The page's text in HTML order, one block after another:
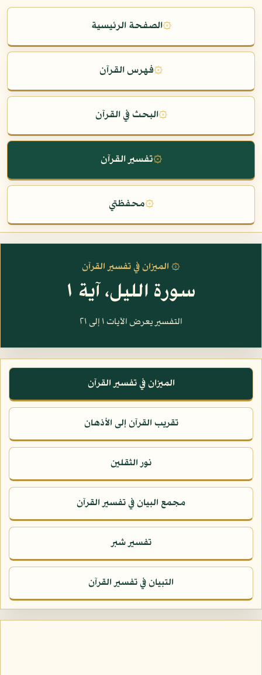
۞الصفحة الرئيسية
۞فهرس القرآن
۞البحث في القرآن
۞تفسير القرآن
۞محفظتي
۞ الميزان في تفسير القرآن
سورة الليل، آية ١
التفسير يعرض الآيات ١ إلى ٢١
الميزان في تفسير القرآن
تقريب القرآن إلى الأذهان
نور الثقلين
مجمع البيان في تفسير القرآن
تفسير شبر
التبيان في تفسير القرآن